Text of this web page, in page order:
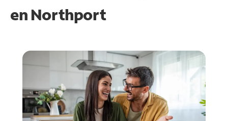
en Northport